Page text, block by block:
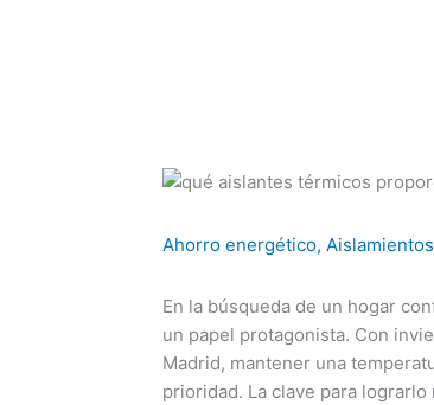
Ahorro energético,
En la búsqueda de un hogar
un papel protagonista. Con
Madrid, mantener una
prioridad. La clave para